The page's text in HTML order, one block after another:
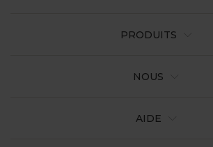
PRODUITS
NOUS
AIDE